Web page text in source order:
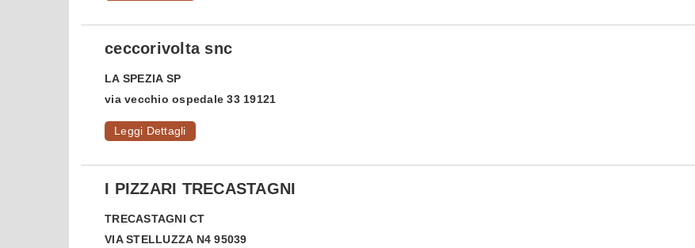
ceccorivolta snc
LA SPEZIA SP
via vecchio ospedale 33 19121
Leggi Dettagli
I PIZZARI TRECASTAGNI
TRECASTAGNI CT
VIA STELLUZZA N4 95039